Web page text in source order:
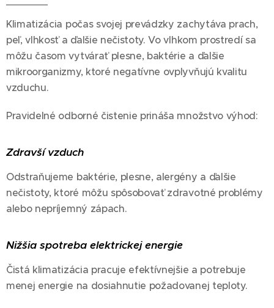
Klimatizácia počas svojej prevádzky zachytáva prach,
peľ, vlhkosť a ďalšie nečistoty. Vo vlhkom prostredí sa
môžu časom vytvárať plesne, baktérie a ďalšie
mikroorganizmy, ktoré negatívne ovplyvňujú kvalitu
vzduchu.
Pravidelné odborné čistenie prináša množstvo výhod:
Zdravší vzduch
Odstraňujeme baktérie, plesne, alergény a ďalšie
nečistoty, ktoré môžu spôsobovať zdravotné problémy
alebo nepríjemný zápach.
Nižšia spotreba elektrickej energie
Čistá klimatizácia pracuje efektívnejšie a potrebuje
menej energie na dosiahnutie požadovanej teploty.